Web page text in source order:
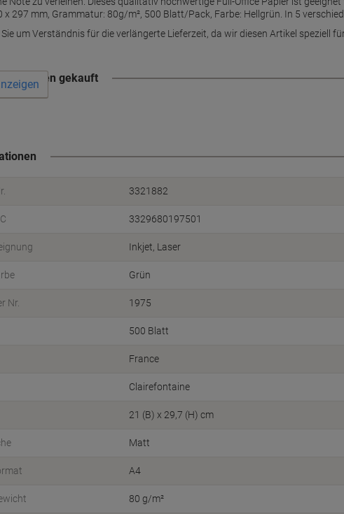
x 297 mm, Grammatur: 80g/m², 500 Blatt/Pack, Farbe: Hellgrün. In 5
um Verständnis für die verlängerte Lieferzeit, da wir diesen Artikel speziell für
zusammen gekauft
3321882
3329680197501
Inkjet Laser
Grün
Nr. 1975
500 Blatt
France
Clairefontaine
21 (B) x 29,7 (H) cm
Matt
A4
80 g/m²